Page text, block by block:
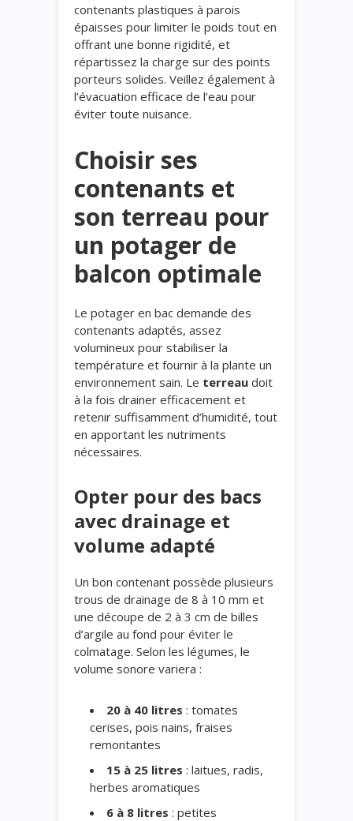
contenants plastiques à parois
épaisses pour limiter le poids tout en
offrant une bonne rigidité, et
répartissez la charge sur des points
porteurs solides. Veillez également à
l’évacuation efficace de l’eau pour
éviter toute nuisance.
Choisir ses
contenants et
son terreau pour
un potager de
balcon optimale
Le potager en bac demande des
contenants adaptés, assez
volumineux pour stabiliser la
température et fournir à la plante un
environnement sain. Le terreau doit
à la fois drainer efficacement et
retenir suffisamment d’humidité, tout
en apportant les nutriments
nécessaires.
Opter pour des bacs
avec drainage et
volume adapté
Un bon contenant possède plusieurs
trous de drainage de 8 à 10 mm et
une découpe de 2 à 3 cm de billes
d’argile au fond pour éviter le
colmatage. Selon les légumes, le
volume sonore variera :
20 à 40 litres : tomates
cerises, pois nains, fraises
remontantes
15 à 25 litres : laitues, radis,
herbes aromatiques
6 à 8 litres : petites